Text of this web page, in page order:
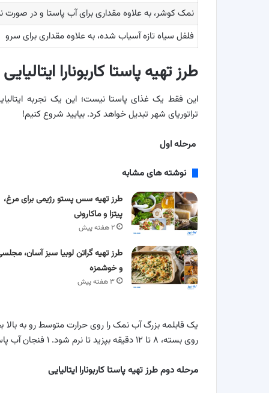
نمک کوشر، به علاوه مقداری برای آب پاستا و در صورت
فلفل سیاه تازه آسیاب شده، به علاوه مقداری برای سرو
طرز تهیه پاستا کاربونارا ایتالیایی
تراتوریای شهر تبدیل خواهد کرد. بیایید شروع کنیم!
مرحله اول
نوشته های مشابه
طرز تهیه سس پستو رژیمی برای مرغ،
پیتزا و ماکارونی
۲ هفته پیش
طرز تهیه گراتن لوبیا سبز آسان،
و خوشمزه
۳ هفته پیش
روی بسته، ۸ تا ۱۲ دقیقه بپزید تا نرم شود. ۱ فنجان آب پاستا را نگه دارید. اسپاگتی را آبکش کنید.
مرحله دوم طرز تهیه پاستا کاربونارا ایتالیایی